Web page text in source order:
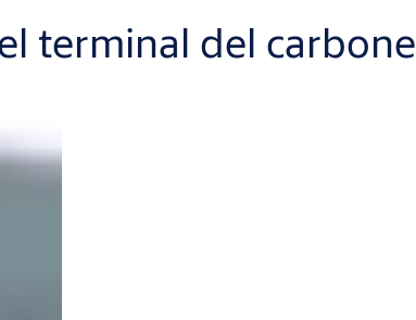
terminal del carbone